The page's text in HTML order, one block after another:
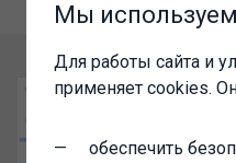
Мы
Для работы сайта и
применяет cookies.
обеспечить